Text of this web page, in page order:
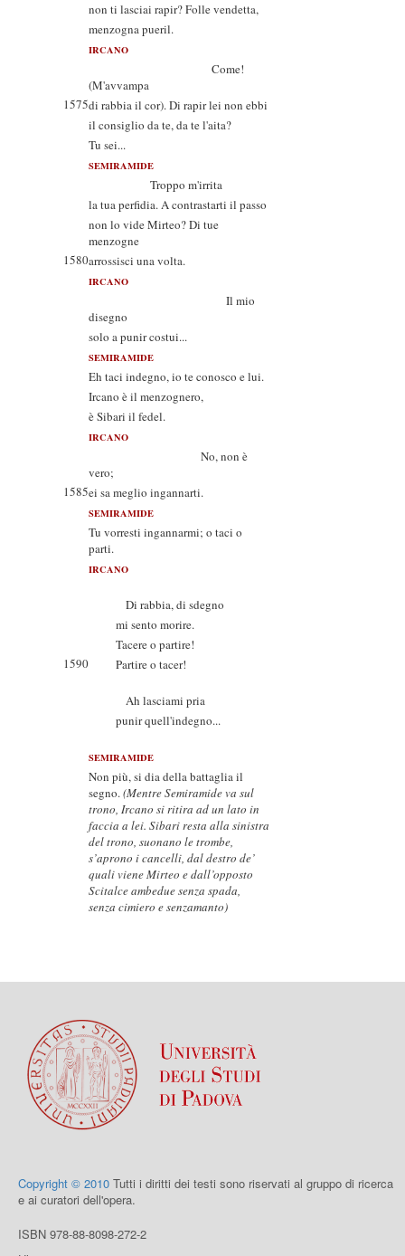
non ti lasciai rapir? Folle vendetta,
menzogna pueril.
IRCANO
Come!
(M'avvampa
1575di rabbia il cor). Di rapir lei non ebbi
il consiglio da te, da te l'aita?
Tu sei...
SEMIRAMIDE
Troppo m'irrita
la tua perfidia. A contrastarti il passo
non lo vide Mirteo? Di tue
menzogne
1580arrossisci una volta.
IRCANO
Il mio
disegno
solo a punir costui...
SEMIRAMIDE
Eh taci indegno, io te conosco e lui.
Ircano è il menzognero,
è Sibari il fedel.
IRCANO
No, non è
vero;
1585ei sa meglio ingannarti.
SEMIRAMIDE
Tu vorresti ingannarmi; o taci o
parti.
IRCANO
Di rabbia, di sdegno
mi sento morire.
Tacere o partire!
1590
Partire o tacer!
Ah lasciami pria
punir quell'indegno...
SEMIRAMIDE
Non più, si dia della battaglia il
segno.(Mentre Semiramide va sul
trono, Ircano si ritira ad un lato in
faccia a lei. Sibari resta alla sinistra
del trono, suonano le trombe,
s’aprono i cancelli, dal destro de’
quali viene Mirteo e dall’opposto
Scitalce ambedue senza spada,
senza cimiero e senzamanto)
Copyright © 2010 Tutti i diritti dei testi sono riservati al gruppo di ricerca
e ai curatori dell'opera.
ISBN 978-88-8098-272-2